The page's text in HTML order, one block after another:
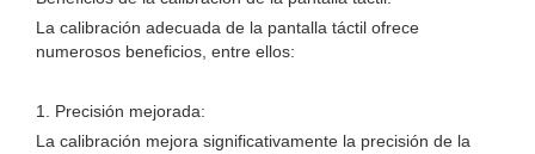
La calibración adecuada de la pantalla táctil ofrece
numerosos beneficios, entre ellos:
1. Precisión mejorada:
La calibración mejora significativamente la precisión de la